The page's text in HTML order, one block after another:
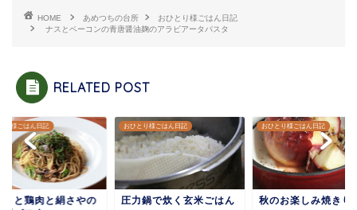
HOME あめつちの台所
おひとり様ごはん日記
ナスとベーコンの青唐醤油麹のアラビアータパスタ
RELATED POST
り様ごはん日記
きと鶏肉と絹さやの
おひとり様ごはん日記
圧力鍋で炊く玄米ごはん
おひとり様ごはん日記
秋のお楽しみ焼きり